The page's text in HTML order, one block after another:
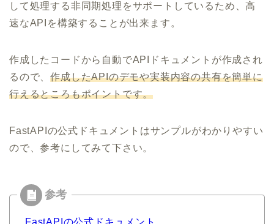
して処理する非同期処理をサポートしているため、高
速なAPIを構築することが出来ます。
作成したコードから自動でAPIドキュメントが作成され
るので、作成したAPIのデモや実装内容の共有を簡単に
行えるところもポイントです。
FastAPIの公式ドキュメントはサンプルがわかりやすい
ので、参考にしてみて下さい。